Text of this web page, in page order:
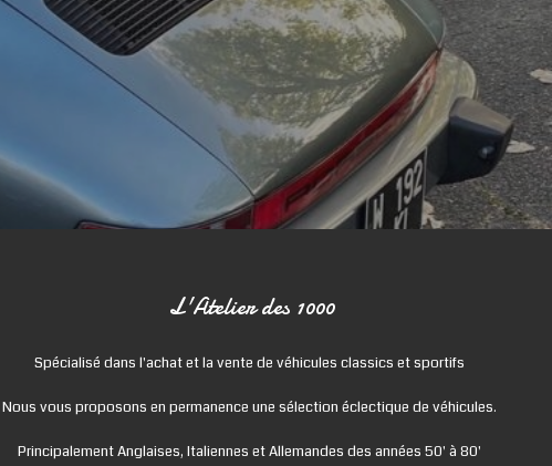
L'Atelier des 1000
Spécialisé dans l'achat et la vente de véhicules classics et sportifs
Nous vous proposons en permanence une sélection éclectique de véhicules.
Principalement Anglaises, Italiennes et Allemandes des années 50' à 80'